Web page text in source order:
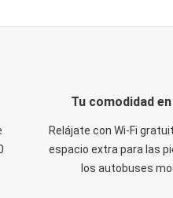
Tu comodidad
Relájate con Wi-Fi
espacio extra para las
los autobuses